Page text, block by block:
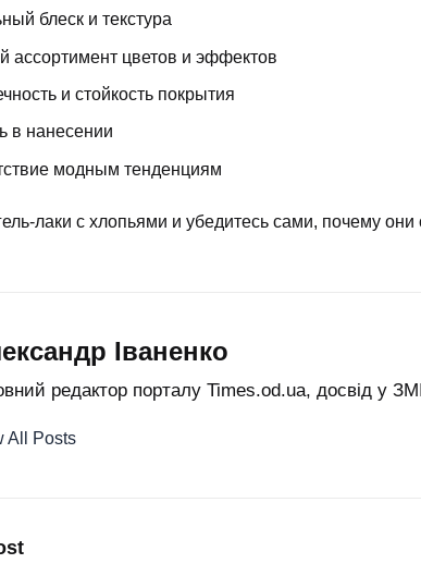
блеск и текстура
ассортимент цветов и эффектов
и стойкость покрытия
в нанесении
модным тенденциям
лаки с хлопьями и убедитесь сами, почему
Іваненко
редактор порталу Times.od.ua, досвід у
All Posts